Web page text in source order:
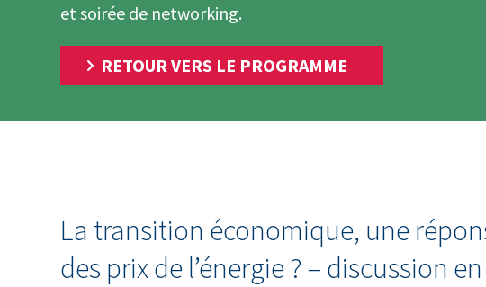
et soirée de networking.
RETOUR VERS LE PROGRAMME
La transition économique, une
des prix de l’énergie ? – discussion